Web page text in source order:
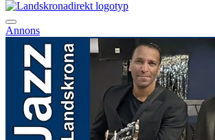
Annons